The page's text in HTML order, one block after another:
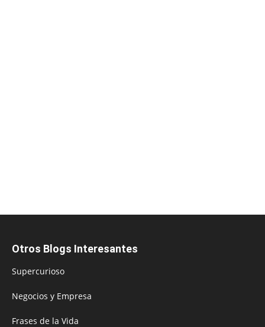
Otros Blogs Interesantes
Supercurioso
Negocios y Empresa
Frases de la Vida